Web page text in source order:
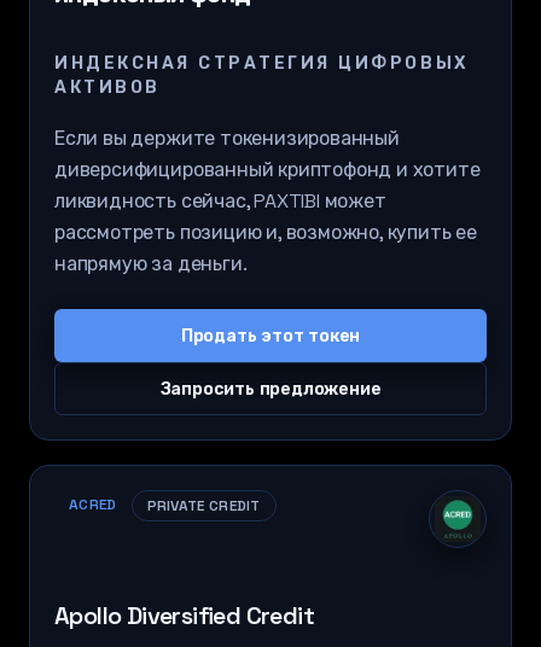
ИНДЕКСНАЯ СТРАТЕГИЯ ЦИФРОВЫХ
АКТИВОВ
Если вы держите токенизированный
диверсифицированный криптофонд и хотите
ликвидность сейчас, PAXTIBI может
рассмотреть позицию и, возможно, купить ее
напрямую за деньги.
Продать этот токен
Запросить предложение
ACRED PRIVATE CREDIT
Apollo Diversified Credit